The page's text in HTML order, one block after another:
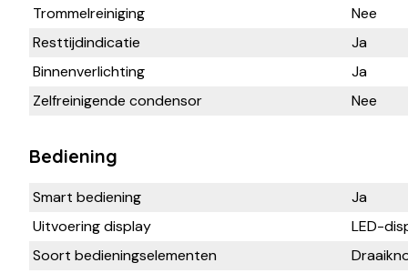
Trommelreiniging
Nee
Resttijdindicatie
Ja
Binnenverlichting
Ja
Zelfreinigende condensor
Nee
Bediening
Smart bediening
Ja
Uitvoering display
LED-
Soort bedieningselementen